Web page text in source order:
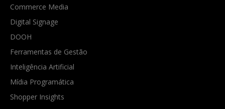
Commerce Media
Digital Signage
DOOH
Ferramentas de Gestão
Inteligência Artificial
Mídia Programática
Shopper Insights